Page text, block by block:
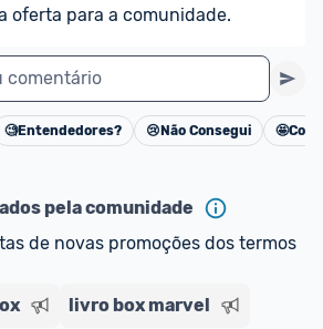
oferta para a comunidade.
comentário
Cancelar
🧐Entendedores? 😢 Não Consegui 🤩
pela comunidade
de novas promoções dos termos
livro box marvel